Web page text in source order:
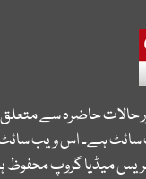
حالات حاضرہ سے
ہے۔ اس ویب سائٹ
میڈیا گروپ محفوظ